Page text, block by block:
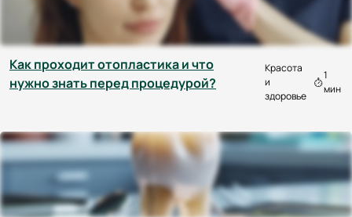
Как проходит отопластика и что
нужно знать перед процедурой?
Красота
и
здоровье
1
мин